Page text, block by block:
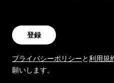
登録
プライバシーポリシーと利用規
願いします。